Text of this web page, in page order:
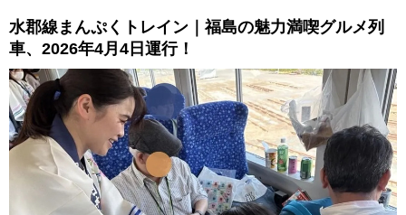
水郡線まんぷくトレイン｜福島の魅力満喫グルメ列
車、2026年4月4日運行！